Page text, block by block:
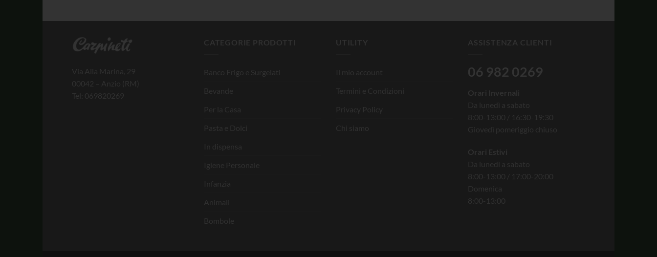
Via Alla Marina, 29
00042 – Anzio (RM)
Tel: 069820269
CATEGORIE PRODOTTI
Banco Frigo e Surgelati
Bevande
Per la Casa
Pasta e Dolci
In dispensa
Igiene Personale
Infanzia
Animali
Bombole
UTILITY
Il mio account
Termini e Condizioni
Privacy Policy
Chi siamo
ASSISTENZA CLIENTI
06 982 0269
Orari Invernali
Da lunedì a sabato
8:00-13:00 / 16:30-19:30
Giovedì pomeriggio chiuso
Orari Estivi
Da lunedì a sabato
8:00-13:00 / 17:00-20:00
Domenica
8:00-13:00